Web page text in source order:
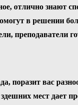
отлично
в решении
преподаватели
поразит вас
мест дает